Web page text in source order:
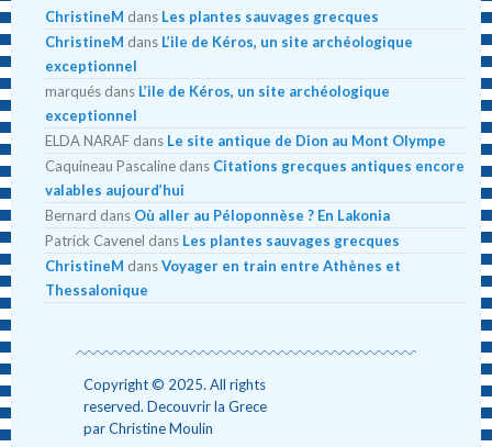
ChristineM dans Les plantes sauvages grecques
ChristineM dans L’ile de Kéros, un site archéologique
exceptionnel
marqués dans L’ile de Kéros, un site archéologique
exceptionnel
ELDA NARAF dans Le site antique de Dion au Mont Olympe
Caquineau Pascaline dans Citations grecques antiques encore
valables aujourd’hui
Bernard dans Où aller au Péloponnèse ? En Lakonia
Patrick Cavenel dans Les plantes sauvages grecques
ChristineM dansVoyager en train entre Athènes et
Thessalonique
Copyright © 2025. All rights
reserved. Decouvrir la Grece
par Christine Moulin